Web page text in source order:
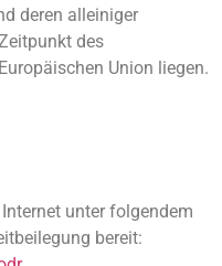
deren alleiniger
des
Union liegen.
unter folgendem
bereit: